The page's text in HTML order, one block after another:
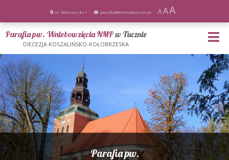
ul. Moniuszki 1 parafia@wnmptuczno.pl AAA
Parafia pw.
Parafia pw. Wniebowzięcia NMPw Tucznie
DIECEZJA KOSZALIŃSKO-KOŁOBRZESKA